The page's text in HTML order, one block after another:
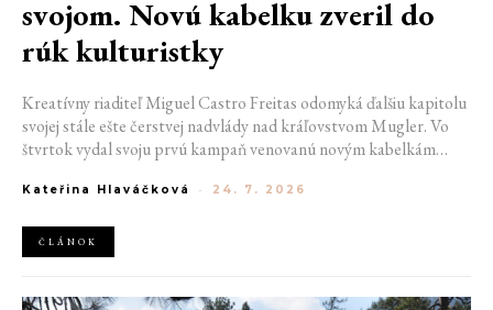
svojom. Novú kabelku zveril do
rúk kulturistky
Kreatívny riaditeľ Miguel Castro Freitas odomyká ďalšiu kapitolu
svojej stále ešte čerstvej nadvlády nad kráľovstvom Mugler. Vo
štvrtok vydal svoju prvú kampaň venovanú novým kabelkám
návrhár do módneho domu prišiel. Umne kombinuje výrazy
podobu ženskosti.
Kateřina Hlaváčková - 24. 7. 2026
ČLÁNOK